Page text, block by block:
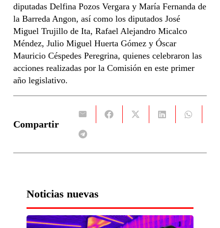
diputadas Delfina Pozos Vergara y María Fernanda de
la Barreda Angon, así como los diputados José
Miguel Trujillo de Ita, Rafael Alejandro Micalco
Méndez, Julio Miguel Huerta Gómez y Óscar
Mauricio Céspedes Peregrina, quienes celebraron las
acciones realizadas por la Comisión en este primer
año legislativo.
Compartir
Noticias nuevas